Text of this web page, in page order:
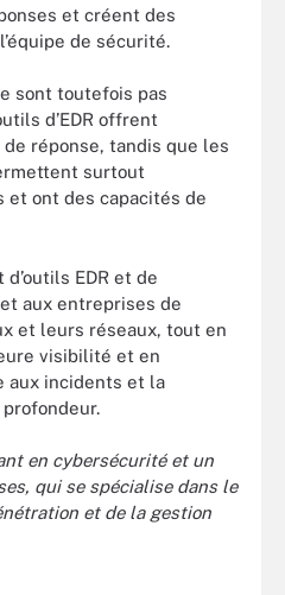
et créent des
de sécurité.
sont toutefois pas
d’EDR offrent
réponse, tandis que les
surtout
et ont des capacités de
EDR et de
aux entreprises de
et leurs réseaux, tout en
visibilité et en
aux incidents et la
en cybersécurité et un
qui se spécialise dans le
et de la gestion